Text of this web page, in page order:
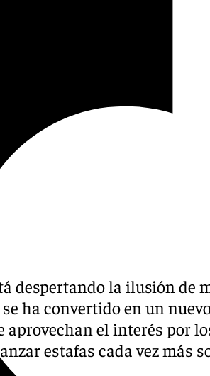
despertando la ilusión de
ha convertido en un
aprovechan el interés por
estafas cada vez más